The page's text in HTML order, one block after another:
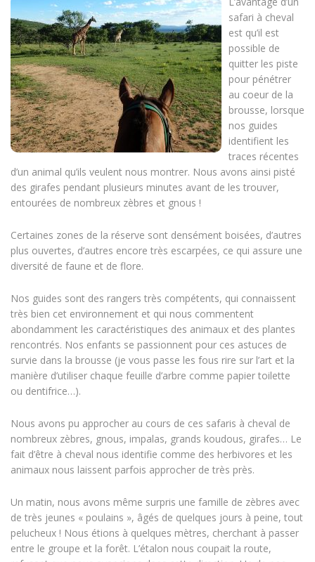
safari à cheval
est qu’il est
possible de
quitter les piste
pour pénétrer
au coeur de la
brousse, lorsque
nos guides
identifient les
traces récentes
d’un animal qu’ils veulent nous montrer. Nous avons ainsi pisté
des girafes pendant plusieurs minutes avant de les trouver,
entourées de nombreux zèbres et gnous !
Certaines zones de la réserve sont densément boisées, d’autres
plus ouvertes, d’autres encore très escarpées, ce qui assure une
diversité de faune et de flore.
Nos guides sont des rangers très compétents, qui connaissent
très bien cet environnement et qui nous commentent
abondamment les caractéristiques des animaux et des plantes
rencontrés. Nos enfants se passionnent pour ces astuces de
survie dans la brousse (je vous passe les fous rire sur l’art et la
manière d’utiliser chaque feuille d’arbre comme papier toilette
ou dentifrice…).
Nous avons pu approcher au cours de ces safaris à cheval de
nombreux zèbres, gnous, impalas, grands koudous, girafes… Le
fait d’être à cheval nous identifie comme des herbivores et les
animaux nous laissent parfois approcher de très près.
Un matin, nous avons même surpris une famille de zèbres avec
de très jeunes « poulains », âgés de quelques jours à peine, tout
pelucheux ! Nous étions à quelques mètres, cherchant à passer
entre le groupe et la forêt. L’étalon nous coupait la route,